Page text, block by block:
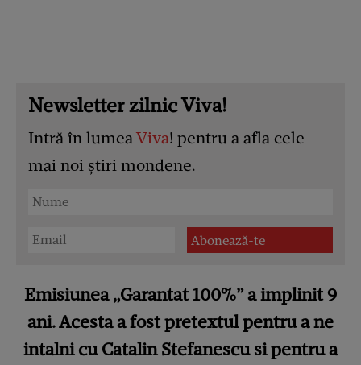
Newsletter zilnic Viva!
Intră în lumeaViva! pentru a afla cele
mai noi știri mondene.
Emisiunea „Garantat 100%” a implinit 9
ani. Acesta a fost pretextul pentru a ne
intalni cu Catalin Stefanescu si pentru a